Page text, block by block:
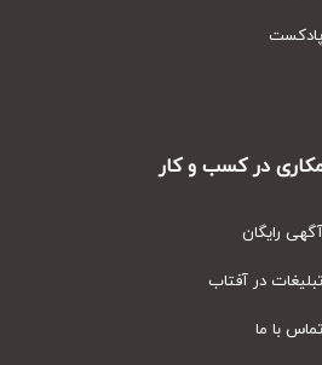
در کسب و کار
رایگان
در آفتاب
با ما